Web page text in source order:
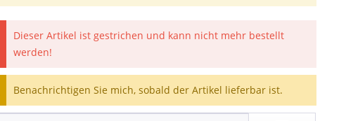
Dieser Artikel ist gestrichen und kann nicht mehr bestellt
werden!
Benachrichtigen Sie mich, sobald der Artikel lieferbar ist.